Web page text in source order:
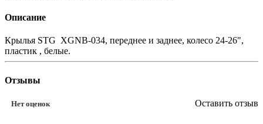
Описание
Крылья STG XGNB-034, переднее и заднее, колесо 24-26",
пластик , белые.
Отзывы
Нет оценок Оставить отзыв